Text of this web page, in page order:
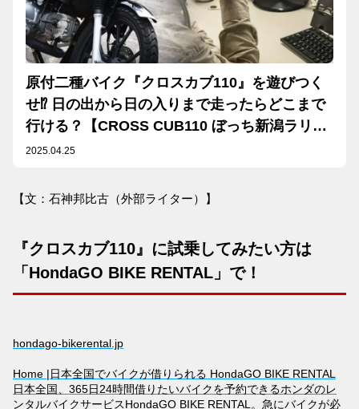
原付二種バイク『クロスカブ110』を遊びつく
せ⁉ 日の出から日の入りまで走ったらどこまで
行ける？【CROSS CUB110 ぼっち新潟ラリー
ツーリング① 計画編】
2025.04.25
【文：石神邦比古（外部ライター）】
『クロスカブ110』に試乗してみたい方は
「HondaGO BIKE RENTAL」で！
hondago-bikerental.jp
Home |日本全国でバイクが借りられる HondaGO BIKE RENTAL
日本全国、365日24時間借りたいバイクを予約できるホンダのレ
ンタルバイクサービスHondaGO BIKE RENTAL。急にバイクが必